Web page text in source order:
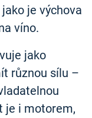
je výchova
víno.
jako
různou sílu –
je i motorem,